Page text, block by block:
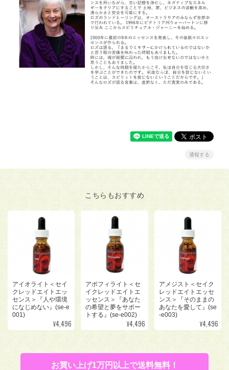
通報する
こちらもおすすめ
アイオライト＜セイ
クレッドエイトエッ
センス＞『人や環境
になじめない』(se-e
001)
¥4,496
アポフィライト＜セ
イクレッドエイトエ
ッセンス＞『あなた
の希望と夢をサポー
トする』(se-e002)
¥4,496
アメジスト＜セイク
レッドエイトエッセ
ンス＞『そのままの
あなたを愛して』(se
-e003)
¥4,496
お買い上げ1万円以上で送料無料！